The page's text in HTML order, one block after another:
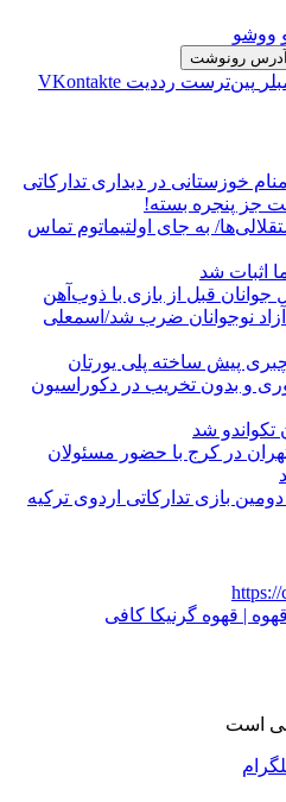
ووشو
آدرس رونوشت
‫پین‌ترست ‫رددیت ‫VKontakte
خوزستانی در دیداری تدارکاتی
جز پنجره بسته!
به جای اولتیماتوم تماس
اثبات شد
جوانان قبل از بازی با ذوب‌آهن
نوجوانان ضرب شد/اسمعلی
پیش ساخته پلی یورتان
و بدون تخریب در دکوراسیون
تکواندو شد
در کرج با حضور مسئولان
بازی تدارکاتی اردوی ترکیه
https://
| قهوه گرنیکا کافی
است